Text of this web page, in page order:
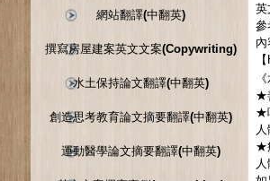
網站翻譯(中翻英)
撰寫房屋建案英文文案(Copywriting)
水土保持論文翻譯(中翻英)
創造思考教育論文摘要翻譯(中翻英)
運動醫學論文摘要翻譯(中翻英)
英
參
★
★
★